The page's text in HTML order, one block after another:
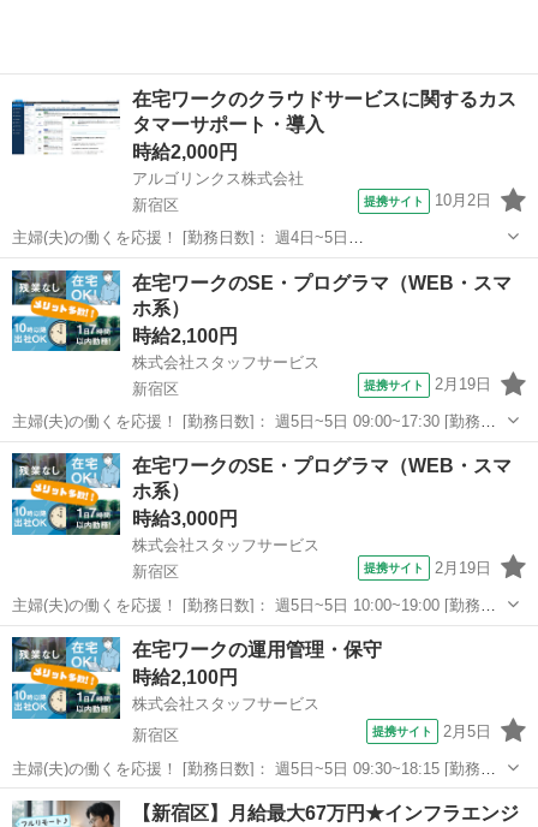
在宅ワークのクラウドサービスに関するカス
タマーサポート・導入
時給2,000円
アルゴリンクス株式会社
新宿区
提携サイト 10月2日
主婦(夫)の働くを応援！ [勤務日数]： 週4日~5日
09:00~13:00/09:00~15:00/09:00~16:00/13:00~17:00 月/火/水/木/金 な
どから選べます [勤務地・最寄駅]： 東京都新...
東京 新宿区 エンジニア
在宅ワークのSE・プログラマ（WEB・スマ
ホ系）
時給2,100円
株式会社スタッフサービス
新宿区
提携サイト 2月19日
主婦(夫)の働くを応援！ [勤務日数]： 週5日~5日 09:00~17:30 [勤務
地・最寄駅]： 東京都新宿区 株式会社スタッフサービス エンジニア
リング事業本部 四谷三丁目駅徒歩5分 [職種名]：SE・プログラ...
東京 新宿区 エンジニア
在宅ワークのSE・プログラマ（WEB・スマ
ホ系）
時給3,000円
株式会社スタッフサービス
新宿区
提携サイト 2月19日
主婦(夫)の働くを応援！ [勤務日数]： 週5日~5日 10:00~19:00 [勤務
地・最寄駅]： 東京都新宿区 株式会社スタッフサービス エンジニア
リング事業本部 西新宿五丁目駅徒歩5分 [職種名]：SE・プログ...
東京 新宿区 エンジニア
在宅ワークの運用管理・保守
時給2,100円
株式会社スタッフサービス
新宿区
提携サイト 2月5日
主婦(夫)の働くを応援！ [勤務日数]： 週5日~5日 09:30~18:15 [勤務
地・最寄駅]： 東京都新宿区 株式会社スタッフサービス エンジニア
リング事業本部 四谷三丁目駅徒歩5分 [職種名]：運用管理・保守...
東京 新宿区 エンジニア
【新宿区】月給最大67万円★インフラエンジ